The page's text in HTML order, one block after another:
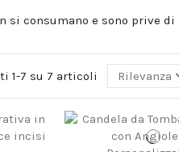
si consumano e sono prive di
1-7 su 7 articoli Rilevanza